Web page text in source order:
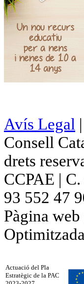
Avís Legal |
Consell
drets
CCPAE |
93 552 47
Pàgina
Actuació del Pla
Estratègic de la PAC